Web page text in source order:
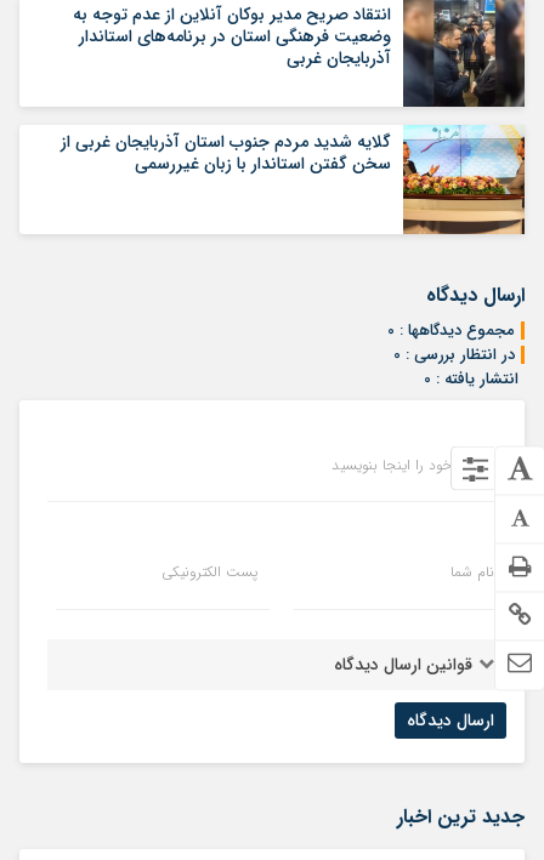
انتقاد صریح مدیر بوکان آنلاین از عدم توجه به
وضعیت فرهنگی استان در برنامه‌های استاندار
آذربایجان غربی
گلایه شدید مردم جنوب استان آذربایجان غربی از
سخن گفتن استاندار با زبان غیررسمی
ارسال دیدگاه
مجموع دیدگاهها : 0
در انتظار بررسی : 0
انتشار یافته : 0
دیدگاه خود را اینجا بنویسید
نام شما پست الکترونیکی
قوانین ارسال دیدگاه
جدید ترین اخبار